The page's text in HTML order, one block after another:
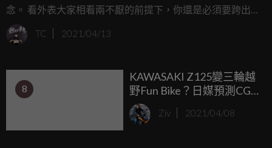
念。 看外表大家相看兩不厭的前提下，你還是必須要跨出第
一步去認識彼此，當然，第一次的接觸之後可能會有兩個結
果，一拍即合或一路尬聊。
TC 2021/04/13
8
KAWASAKI Z125變三輪越
野Fun Bike？日媒預測CG
圖震撼曝光！
Ziv 2021/04/08